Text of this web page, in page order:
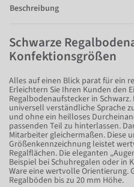
Beschreibung
Schwarze
Konfektionsgrößen
Alles auf einen Blick parat für ein
Erleichtern Sie Ihren Kunden den
Regalbodenaufstecker in
universell verständliche Sprache
und ohne ein heilloses
passenden Teil zu hinterlassen.
Mitarbeiter gleichermaßen. Diese
Größenkennzeichnung leistet
Regalflächen. Die eleganten
Beispiel bei Schuhregalen oder in
Ware eine wertvolle Orientierung.
Regalböden bis zu 20 mm Höhe.